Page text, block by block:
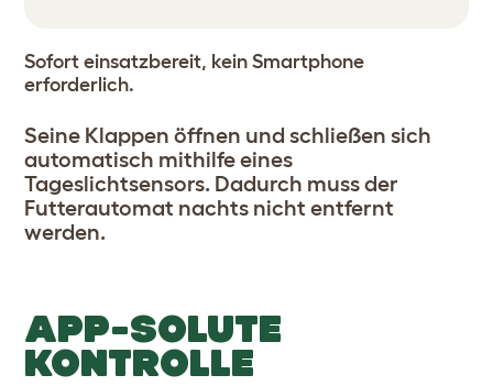
Sofort einsatzbereit, kein Smartphone
erforderlich.
Seine Klappen öffnen und schließen sich
automatisch mithilfe eines
Tageslichtsensors. Dadurch muss der
Futterautomat nachts nicht entfernt
werden.
APP-SOLUTE
KONTROLLE